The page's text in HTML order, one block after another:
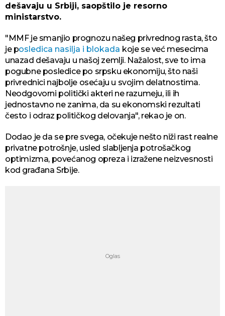
dešavaju u Srbiji, saopštilo je resorno
ministarstvo.
"MMF je smanjio prognozu našeg privrednog rasta, što
je posledica nasilja i blokada koje se već mesecima
unazad dešavaju u našoj zemlji. Nažalost, sve to ima
pogubne posledice po srpsku ekonomiju, što naši
privrednici najbolje osećaju u svojim delatnostima.
Neodgovorni politički akteri ne razumeju, ili ih
jednostavno ne zanima, da su ekonomski rezultati
često i odraz političkog delovanja", rekao je on.
Dodao je da se pre svega, očekuje nešto niži rast realne
privatne potrošnje, usled slabljenja potrošačkog
optimizma, povećanog opreza i izražene neizvesnosti
kod građana Srbije.